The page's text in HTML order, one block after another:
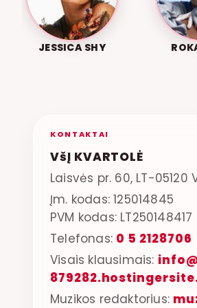
JESSICA SHY
KONTAKTAI
VšĮ KVARTOLĖ
Laisvės pr. 60, LT-05120
Įm. kodas: 125014845
PVM kodas: LT250148417
Telefonas: 0 5 2128706
Visais klausimais:
Muzikos redaktorius: